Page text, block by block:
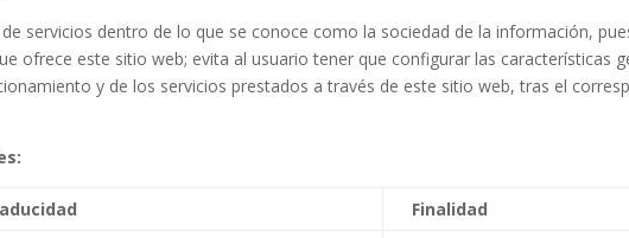
servicios dentro de lo que se conoce como la sociedad de la información,
ofrece este sitio web; evita al usuario tener que configurar las características
y de los servicios prestados a través de este sitio web, tras el
Finalidad